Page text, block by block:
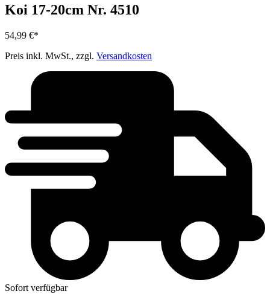
Koi 17-20cm Nr. 4510
54,99 €*
Preis inkl. MwSt., zzgl. Versandkosten
Sofort verfügbar